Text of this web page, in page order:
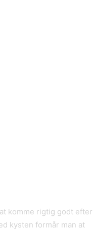
komme rigtig godt efter
kysten formår man at